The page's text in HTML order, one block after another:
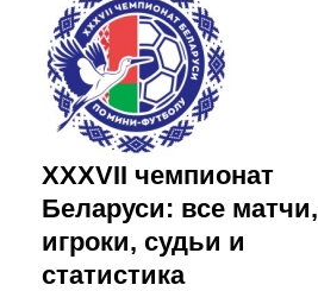
XXXVII чемпионат
Беларуси: все матчи,
игроки, судьи и
статистика